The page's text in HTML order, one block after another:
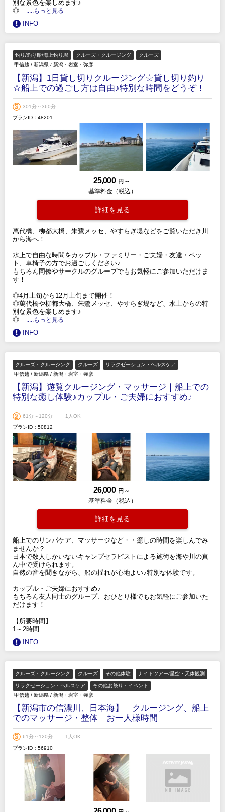
別な景色を楽しめます♪
◎
.....もっと見る
INFO
釣り/釣り船/海上釣り堀 クルーズ・クルージング
クルーズ
甲信越 / 新潟県 / 新潟・岩室・弥彦
【新潟】1日貸し切りクルージング☆貸し切り釣り
☆船上での過ごし方は自由♪特別な時間をどうぞ！
301分～360分
プランID：48201
25,000 円 ～
基準料金（税込）
詳細を見る
萬代橋、柳都大橋、朱鷺メッセ、やすらぎ堤などをご覧いただき川
から海へ！
水上で自由な時間をカップル・ファミリー・ご夫婦・友達・ペッ
ト、車椅子の方でお過ごしください♪
もちろん同僚やサークルのグループでもお気軽にご参加いただけま
す！
◎4月上旬から12月上旬まで開催！
◎萬代橋や柳都大橋、朱鷺メッセ、やすらぎ堤など、水上からの特
別な景色を楽しめます♪
◎
.....もっと見る
INFO
クルーズ・クルージング クルーズ
リラクゼーション・ヘルスケア
甲信越 / 新潟県 / 新潟・岩室・弥彦
【新潟】遊覧クルージング・マッサージ｜船上での
特別な癒し体験♪カップル・ご夫婦におすすめ♪
61分～120分
1人OK
プランID：50812
26,000 円 ～
基準料金（税込）
詳細を見る
船上でのリンパケア、マッサージなど・・癒しの時間を楽しんでみ
ませんか？
日本で数人しかいないキャンプセラピストによる施術を海や川の真
ん中で受けられます。
自然の音を聞きながら、船の揺れが心地よい♪特別な体験です。
カップル・ご夫婦におすすめ♪
もちろん友人同士のグループ、おひとり様でもお気軽にご参加いた
だけます！
【所要時間】
1～2時間
INFO
クルーズ・クルージング クルーズ その他体験 ナイトツアー/星空・天体観測
リラクゼーション・ヘルスケア
その他お祭り・イベント
甲信越 / 新潟県 / 新潟・岩室・弥彦
【新潟市の信濃川、日本海】 クルージング、船上
でのマッサージ・整体 お一人様時間
61分～120分
1人OK
プランID：56910